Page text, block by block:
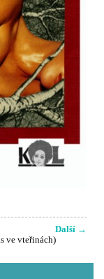
Další →
ve vteřinách)